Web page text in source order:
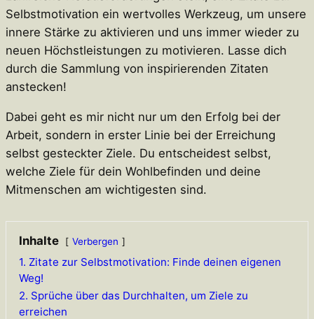
Selbstmotivation ein wertvolles Werkzeug, um unsere
innere Stärke zu aktivieren und uns immer wieder zu
neuen Höchstleistungen zu motivieren. Lasse dich
durch die Sammlung von inspirierenden Zitaten
anstecken!
Dabei geht es mir nicht nur um den Erfolg bei der
Arbeit, sondern in erster Linie bei der Erreichung
selbst gesteckter Ziele. Du entscheidest selbst,
welche Ziele für dein Wohlbefinden und deine
Mitmenschen am wichtigesten sind.
Inhalte Verbergen
1. Zitate zur Selbstmotivation: Finde deinen eigenen
Weg!
2. Sprüche über das Durchhalten, um Ziele zu
erreichen